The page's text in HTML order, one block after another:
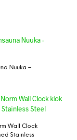
Nuuka –
Wall Clock
Stainless